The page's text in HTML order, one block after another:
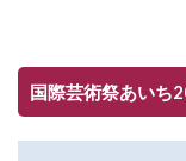
国際芸術祭あいち